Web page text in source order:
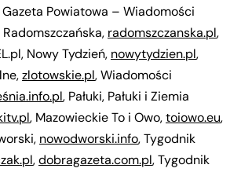
Gazeta Powiatowa – Wiadomości
radomszczanska.pl,
Nowy Tydzień, nowytydzien.pl,
zlotowskie.pl, Wiadomości
, Pałuki, Pałuki i Ziemia
, Mazowieckie To i Owo,toiowo.eu,
nowodworski.info, Tygodnik
,dobragazeta.com.pl, Tygodnik